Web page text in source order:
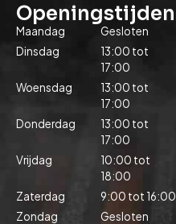
Openingstijden
Maandag
Gesloten
Dinsdag
13:00 tot
17:00
Woensdag
13:00 tot
17:00
Donderdag
13:00 tot
17:00
Vrijdag
10:00 tot
18:00
Zaterdag
9:00 tot 16:00
Zondag
Gesloten